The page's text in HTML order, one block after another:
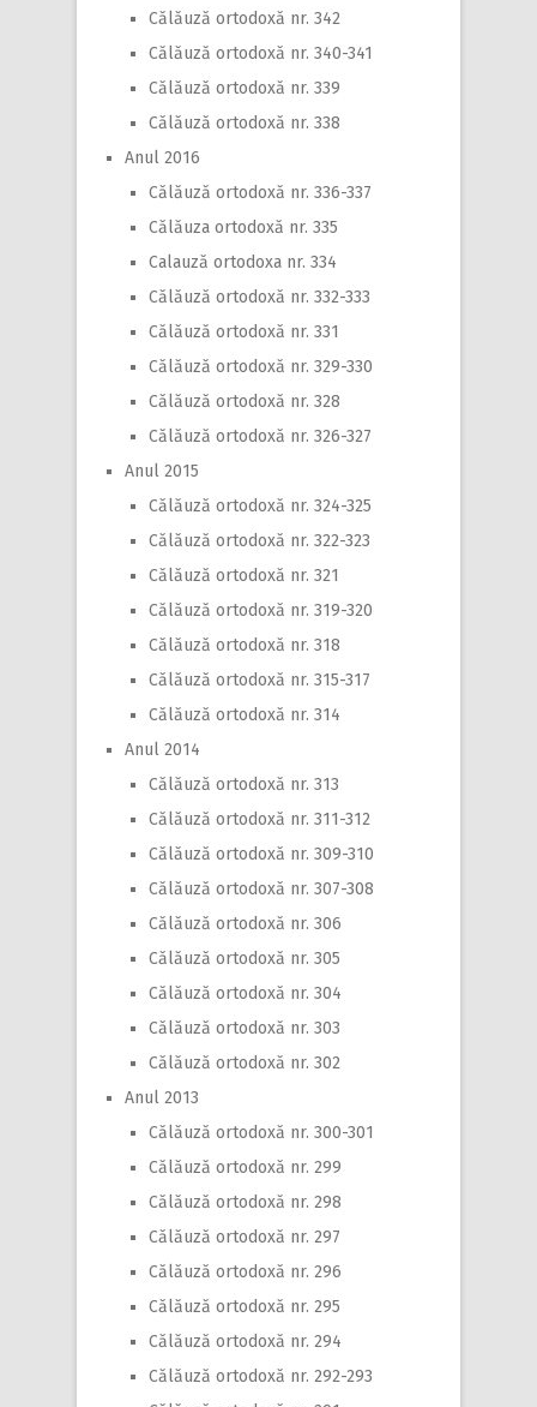
Călăuză ortodoxă nr. 342
Călăuză ortodoxă nr. 340-341
Călăuză ortodoxă nr. 339
Călăuză ortodoxă nr. 338
Anul 2016
Călăuză ortodoxă nr. 336-337
Călăuza ortodoxă nr. 335
Calauză ortodoxa nr. 334
Călăuză ortodoxă nr. 332-333
Călăuză ortodoxă nr. 331
Călăuză ortodoxă nr. 329-330
Călăuză ortodoxă nr. 328
Călăuză ortodoxă nr. 326-327
Anul 2015
Călăuză ortodoxă nr. 324-325
Călăuză ortodoxă nr. 322-323
Călăuză ortodoxă nr. 321
Călăuză ortodoxă nr. 319-320
Călăuză ortodoxă nr. 318
Călăuză ortodoxă nr. 315-317
Călăuză ortodoxă nr. 314
Anul 2014
Călăuză ortodoxă nr. 313
Călăuză ortodoxă nr. 311-312
Călăuză ortodoxă nr. 309-310
Călăuză ortodoxă nr. 307-308
Călăuză ortodoxă nr. 306
Călăuză ortodoxă nr. 305
Călăuză ortodoxă nr. 304
Călăuză ortodoxă nr. 303
Călăuză ortodoxă nr. 302
Anul 2013
Călăuză ortodoxă nr. 300-301
Călăuză ortodoxă nr. 299
Călăuză ortodoxă nr. 298
Călăuză ortodoxă nr. 297
Călăuză ortodoxă nr. 296
Călăuză ortodoxă nr. 295
Călăuză ortodoxă nr. 294
Călăuză ortodoxă nr. 292-293